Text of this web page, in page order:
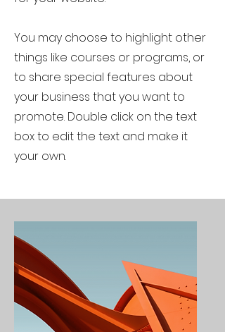
You may choose to highlight other
things like courses or programs, or
to share special features about
your business that you want to
promote. Double click on the text
box to edit the text and make it
your own.